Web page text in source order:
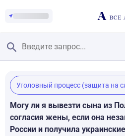
Главная
/
Смотреть заданные вопросы
/
Задать вопрос
Уголовный процесс (защита на
Могу ли я вывезти сына из
согласия жены, если она
России и получила